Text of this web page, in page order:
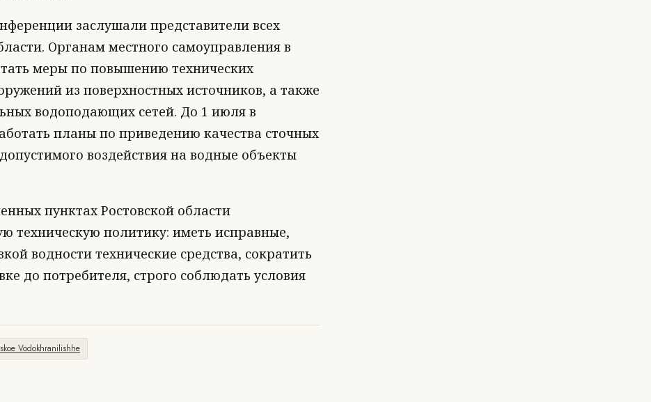
заслушали представители всех
Органам местного самоуправления в
меры по повышению технических
из поверхностных источников, а также
водоподающих сетей. До 1 июля в
планы по приведению качества сточных
воздействия на водные объекты
пунктах Ростовской области
техническую политику: иметь исправные,
водности технические средства, сократить
до потребителя, строго соблюдать условия
Vodokhranilishhe